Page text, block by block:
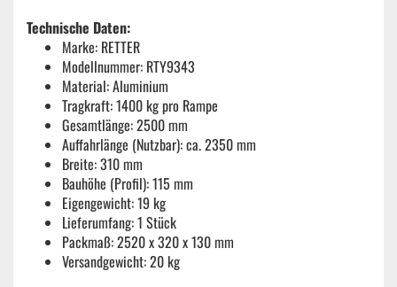
Technische Daten:
Marke: RETTER
Modellnummer: RTY9343
Material: Aluminium
Tragkraft: 1400 kg pro Rampe
Gesamtlänge: 2500 mm
Auffahrlänge (Nutzbar): ca. 2350 mm
Breite: 310 mm
Bauhöhe (Profil): 115 mm
Eigengewicht: 19 kg
Lieferumfang: 1 Stück
Packmaß: 2520 x 320 x 130 mm
Versandgewicht: 20 kg